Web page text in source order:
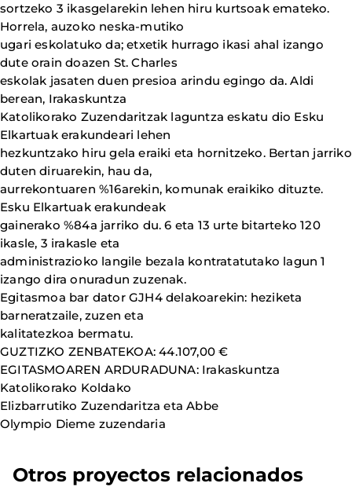
sortzeko 3 ikasgelarekin lehen hiru kurtsoak emateko.
Horrela, auzoko neska-mutiko
ugari eskolatuko da; etxetik hurrago ikasi ahal izango
dute orain doazen St. Charles
eskolak jasaten duen presioa arindu egingo da. Aldi
berean, Irakaskuntza
Katolikorako Zuzendaritzak laguntza eskatu dio Esku
Elkartuak erakundeari lehen
hezkuntzako hiru gela eraiki eta hornitzeko. Bertan jarriko
duten diruarekin, hau da,
aurrekontuaren %16arekin, komunak eraikiko dituzte.
Esku Elkartuak erakundeak
gainerako %84a jarriko du. 6 eta 13 urte bitarteko 120
ikasle, 3 irakasle eta
administrazioko langile bezala kontratatutako lagun 1
izango dira onuradun zuzenak.
Egitasmoa bar dator GJH4 delakoarekin: heziketa
barneratzaile, zuzen eta
kalitatezkoa bermatu.
GUZTIZKO ZENBATEKOA: 44.107,00 €
EGITASMOAREN ARDURADUNA: Irakaskuntza
Katolikorako Koldako
Elizbarrutiko Zuzendaritza eta Abbe
Olympio Dieme zuzendaria
Otros proyectos relacionados